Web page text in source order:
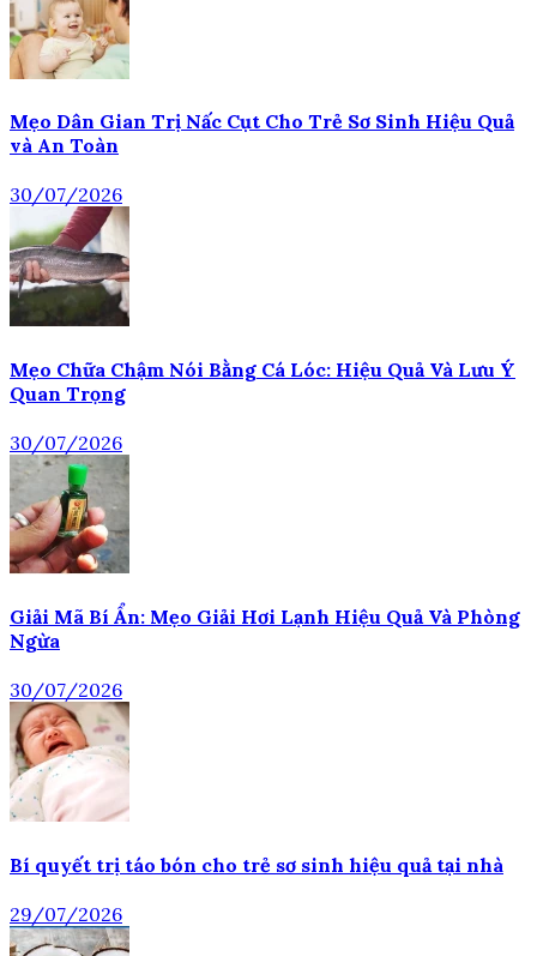
Mẹo Dân Gian Trị Nấc Cụt Cho Trẻ Sơ Sinh Hiệu Quả
và An Toàn
30/07/2026
Mẹo Chữa Chậm Nói Bằng Cá Lóc: Hiệu Quả Và Lưu Ý
Quan Trọng
30/07/2026
Giải Mã Bí Ẩn: Mẹo Giải Hơi Lạnh Hiệu Quả Và Phòng
Ngừa
30/07/2026
Bí quyết trị táo bón cho trẻ sơ sinh hiệu quả tại nhà
29/07/2026